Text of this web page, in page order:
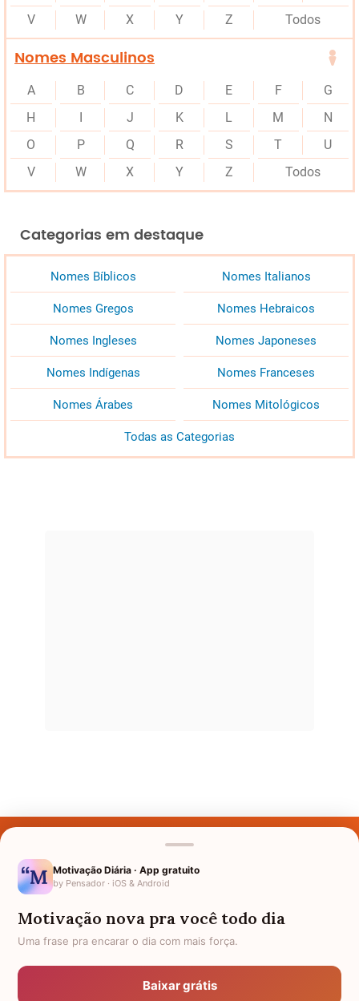
V
W X Y Z Todos
Nomes Masculinos
A B C D E F
G
H
J K L M
N
O
P Q R S T
U
V
W X Y Z Todos
Categorias em destaque
Nomes Bíblicos Nomes Italianos
Nomes Gregos Nomes Hebraicos
Nomes Ingleses Nomes Japoneses
Nomes Indígenas Nomes Franceses
Nomes Árabes Nomes Mitológicos
Todas as Categorias
Nomes pelo Mundo
Política de Privacidade
Anuncie
Motivação Diária · App gratuito
by Pensador · iOS & Android
Motivação nova pra você todo dia
Uma frase pra encarar o dia com mais força.
Baixar grátis